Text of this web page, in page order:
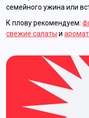
семейного ужина или
К плову рекомендуем:
свежие салаты и